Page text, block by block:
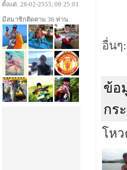
อื่นๆ:
ข้อ
กร
โหว
ตั้งแต่: 28-02-2555, 09:25:01
มีสมาชิกติดตาม 36 ท่าน